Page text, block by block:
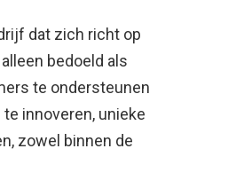
dat zich richt op
bedoeld als
te ondersteunen
innoveren, unieke
zowel binnen de